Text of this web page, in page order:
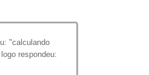
"calculando
respondeu: